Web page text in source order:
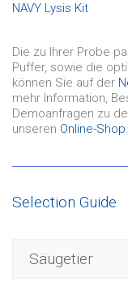
NAVY Lysis Kit
Die zu Ihrer Probe
Puffer, sowie die
können Sie auf der
mehr Information,
Demoanfragen zu
unseren Online-Shop.
Selection Guide
Säugetier